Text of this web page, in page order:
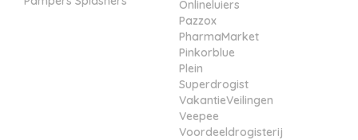
Onlineluiers
Pazzox
PharmaMarket
Pinkorblue
Plein
Superdrogist
VakantieVeilingen
Veepee
Voordeeldrogisterij